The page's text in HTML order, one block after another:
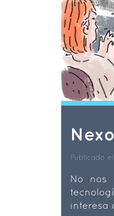
Publicado
No nos
interesa